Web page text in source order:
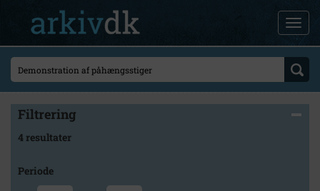
Filtrering
4 resultater
Periode